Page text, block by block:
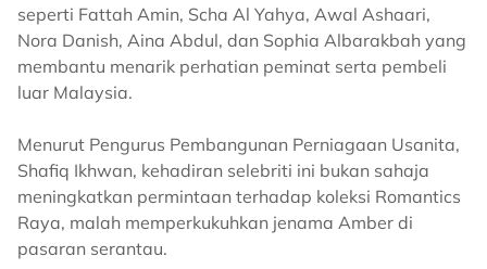
seperti Fattah Amin, Scha Al Yahya, Awal Ashaari,
Nora Danish, Aina Abdul, dan Sophia Albarakbah yang
membantu menarik perhatian peminat serta pembeli
luar Malaysia.
Menurut Pengurus Pembangunan Perniagaan Usanita,
Shafiq Ikhwan, kehadiran selebriti ini bukan sahaja
meningkatkan permintaan terhadap koleksi Romantics
Raya, malah memperkukuhkan jenama Amber di
pasaran serantau.